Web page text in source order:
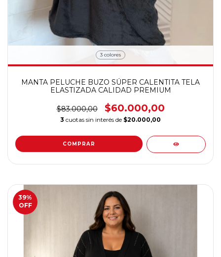
3 colores
MANTA PELUCHE BUZO SÚPER CALENTITA TELA
ELASTIZADA CALIDAD PREMIUM
$83.000,00 $60.000,00
3 cuotas sin interés de $20.000,00
COMPRAR
39%
OFF